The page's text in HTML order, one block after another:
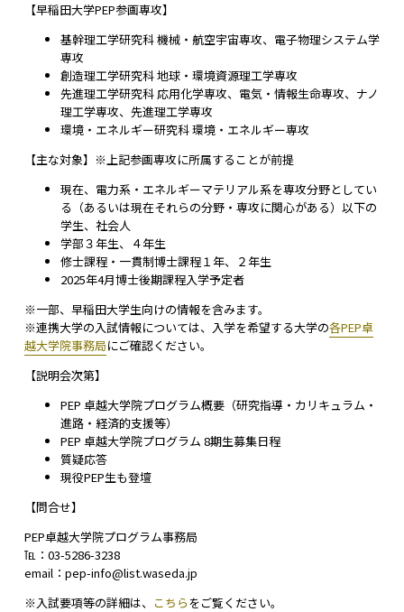
【早稲田大学PEP参画専攻】
基幹理⼯学研究科 機械・航空宇宙専攻、電⼦物理システム学
専攻
創造理⼯学研究科 地球・環境資源理⼯学専攻
先進理⼯学研究科 応⽤化学専攻、電気・情報⽣命専攻、ナノ
理⼯学専攻、先進理⼯学専攻
環境・エネルギー研究科 環境・エネルギー専攻
【主な対象】※上記参画専攻に所属することが前提
現在、電力系・エネルギーマテリアル系を専攻分野としてい
る（あるいは現在それらの分野・専攻に関心がある）以下の
学生、社会人
学部３年生、４年生
修士課程・一貫制博士課程１年、２年生
2025年4月博士後期課程入学予定者
※一部、早稲田大学生向けの情報を含みます。
※連携大学の入試情報については、入学を希望する大学の各PEP卓
越大学院事務局にご確認ください。
【説明会次第】
PEP 卓越大学院プログラム概要（研究指導・カリキュラム・
進路・経済的支援等）
PEP 卓越大学院プログラム 8期生募集日程
質疑応答
現役PEP生も登壇
【問合せ】
PEP卓越大学院プログラム事務局
℡：03-5286-3238
email：pep-info@list.waseda.jp
※入試要項等の詳細は、 こちらをご覧ください。